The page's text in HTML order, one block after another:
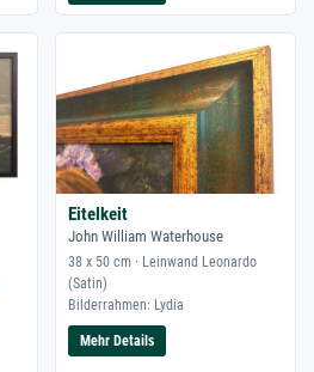
Eitelkeit
John William Waterhouse
38 x 50 cm · Leinwand Leonardo
(Satin)
Bilderrahmen: Lydia
Mehr Details